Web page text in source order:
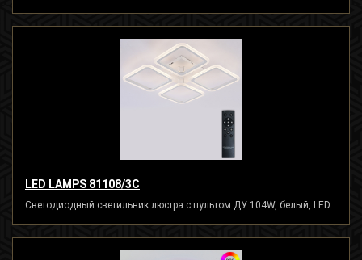
LED LAMPS 81108/3C
Светодиодный светильник люстра с пультом ДУ 104W, белый, LED